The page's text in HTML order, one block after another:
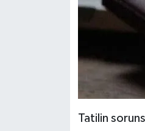
Tatilin